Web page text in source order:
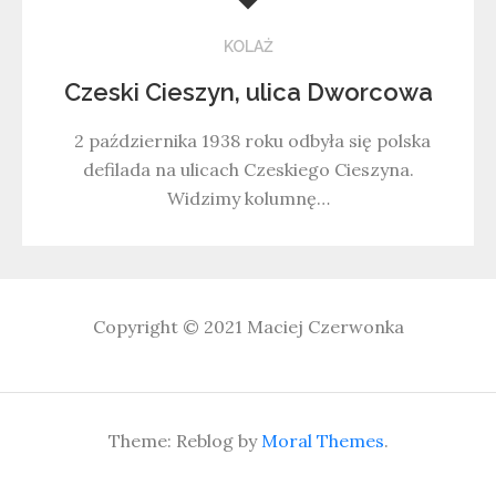
KOLAŻ
Czeski Cieszyn, ulica Dworcowa
2 października 1938 roku odbyła się polska
defilada na ulicach Czeskiego Cieszyna.
Widzimy kolumnę…
Copyright © 2021 Maciej Czerwonka
Theme: Reblog byMoral Themes.